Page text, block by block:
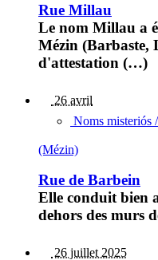
Rue Millau
Le nom Millau a
Mézin (Barbaste,
d'attestation (…)
26 avril
Noms misteriós
(Mézin)
Rue de Barbein
Elle conduit bien
dehors des murs
26 juillet 2025